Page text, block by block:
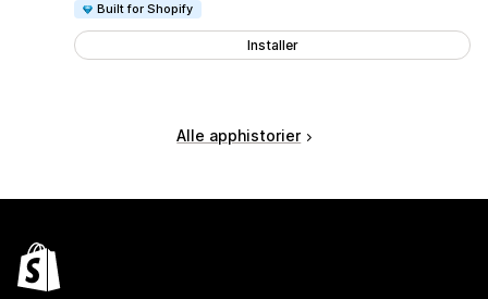
Built for Shopify
Installer
Alle apphistorier